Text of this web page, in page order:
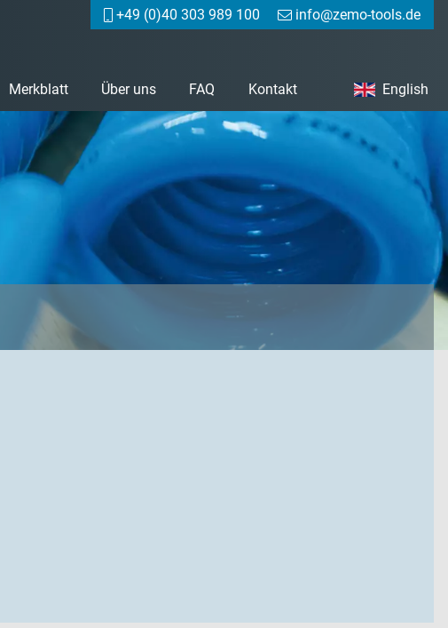
+49 (0)40 303 989 100 info@zemo-tools.de
Merkblatt Über uns FAQ Kontakt English